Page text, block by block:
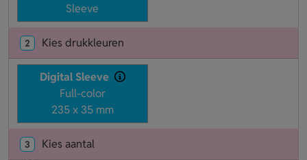
Sleeve
2 Kies drukkleuren
Digital Sleeve
Full-color
235 x 35 mm
3 Kies aantal